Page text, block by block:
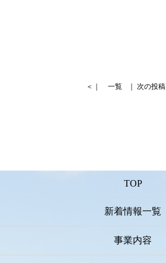
＜｜ 一覧 次の投稿
TOP
新着情報一覧
事業内容